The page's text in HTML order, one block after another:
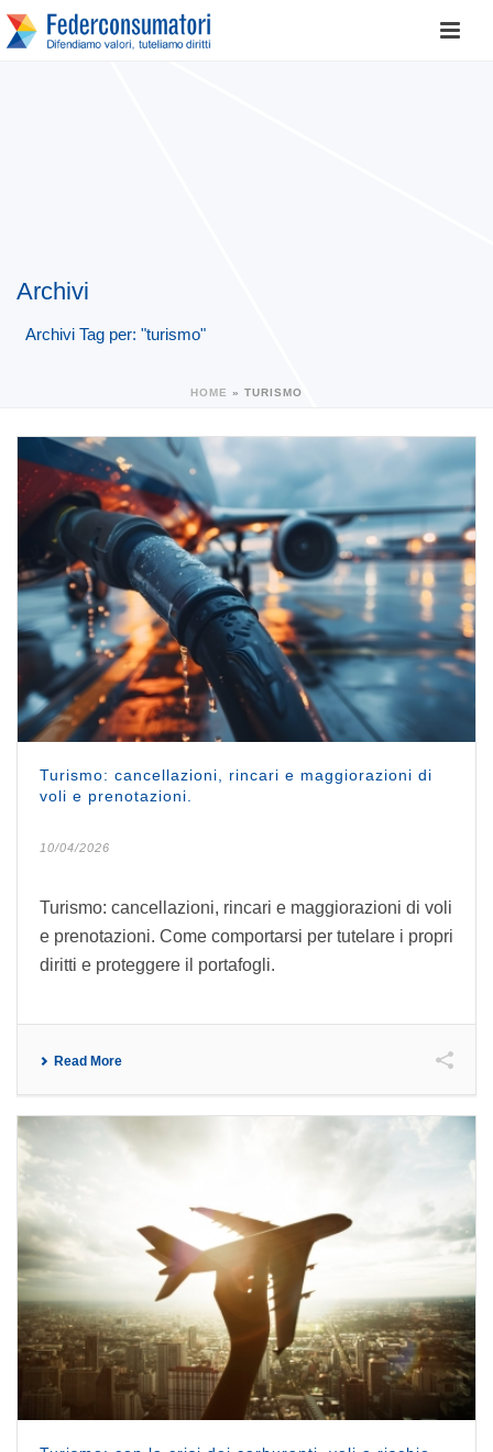
Archivi
Archivi Tag per: "turismo"
HOME » TURISMO
Turismo: cancellazioni, rincari e maggiorazioni di
voli e prenotazioni.
10/04/2026
Turismo: cancellazioni, rincari e maggiorazioni di voli
e prenotazioni. Come comportarsi per tutelare i propri
diritti e proteggere il portafogli.
Read More